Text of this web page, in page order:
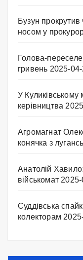
Бузун прокрутив
носом у
Голова-
гривень 2025-
У Куликівському
керівництва
Агромагнат
конячка з
Анатолій
військомат
Суддівська
колекторам